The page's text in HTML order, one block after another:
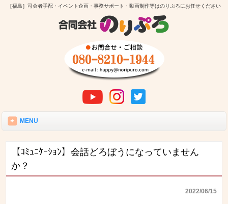
［福島］司会者手配・イベント企画・事務サポート・動画制作等はのりぷろにお任せください
MENU
【ｺﾐｭﾆｹｰｼｮﾝ】会話どろぼうになっていません
か？
2022/06/15